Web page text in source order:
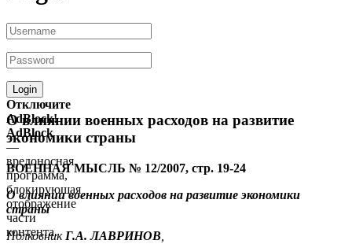
Отключите
AdBlock!
AdBlock
—
вредоносная
программа,
блокирующая
отображение
части
контента.
О влиянии военных расходов на развитие
экономики страны
ВОЕННАЯ МЫСЛЬ № 12/2007, стр. 19-24
О влиянии военных расходов на развитие экономики
страны
Полковник Г.А. ЛАВРИНОВ